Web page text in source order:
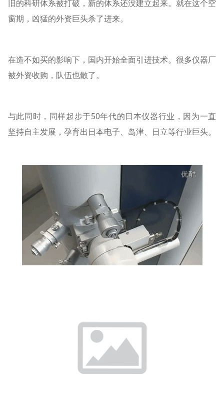
旧的科研体系被打破，新的体系还没建立起来。就在这个空
窗期，凶猛的外资巨头杀了进来。
在造不如买的影响下，国内开始全面引进技术。很多仪器厂
被外资收购，队伍也散了。
与此同时，同样起步于50年代的日本仪器行业，因为一直
坚持自主发展，孕育出日本电子、岛津、日立等行业巨头。